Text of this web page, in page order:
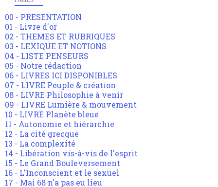
00 - PRESENTATION
01 - Livre d'or
02 - THEMES ET RUBRIQUES
03 - LEXIQUE ET NOTIONS
04 - LISTE PENSEURS
05 - Notre rédaction
06 - LIVRES ICI DISPONIBLES
07 - LIVRE Peuple & création
08 - LIVRE Philosophie à venir
09 - LIVRE Lumière & mouvement
10 - LIVRE Planète bleue
11 - Autonomie et hiérarchie
12 - La cité grecque
13 - La complexité
14 - Libération vis-à-vis de l'esprit
15 - Le Grand Bouleversement
16 - L'Inconscient et le sexuel
17 - Mai 68 n'a pas eu lieu